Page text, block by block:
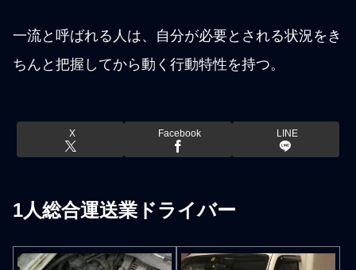
一流と呼ばれる人は、自分が必要とされる状況をき
ちんと把握してから動く行動特性を持つ。
X Facebook LINE
1人総合運送業ドライバー